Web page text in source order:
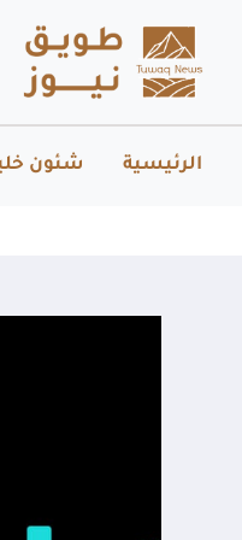
الرئيسية شئون